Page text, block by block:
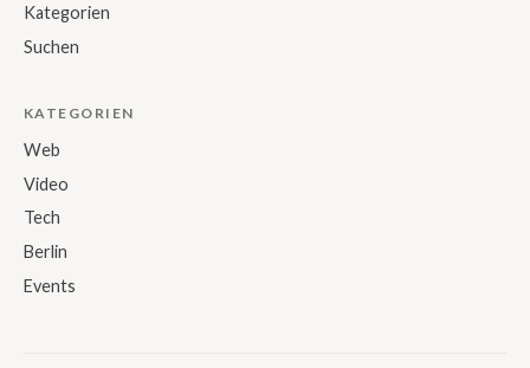
Kategorien
Suchen
KATEGORIEN
Web
Video
Tech
Berlin
Events